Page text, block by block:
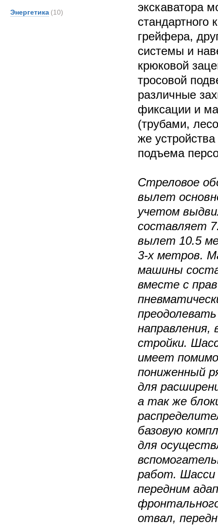
Энергетика (10)
экскаватора
стандартного
грейфера,
системы и
крюковой
тросовой
различные
фиксации и
(трубами,
же
подъема
Стреловое
вылет
учетом
составляет
вылет 10.5
3-х метров.
машины
вместе с
направления,
стройки.
имеет
пониженный
для
а так же
базовую
для
работ.
передним
отвал,